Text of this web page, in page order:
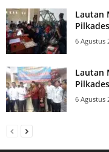
Lautan
6 Agustus
Lautan
6 Agustus